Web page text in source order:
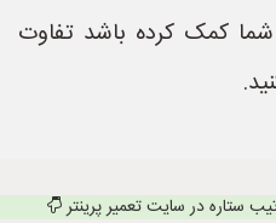
کمک کرده باشد تفاوت
ستاره در سایت تعمیر پرینتر